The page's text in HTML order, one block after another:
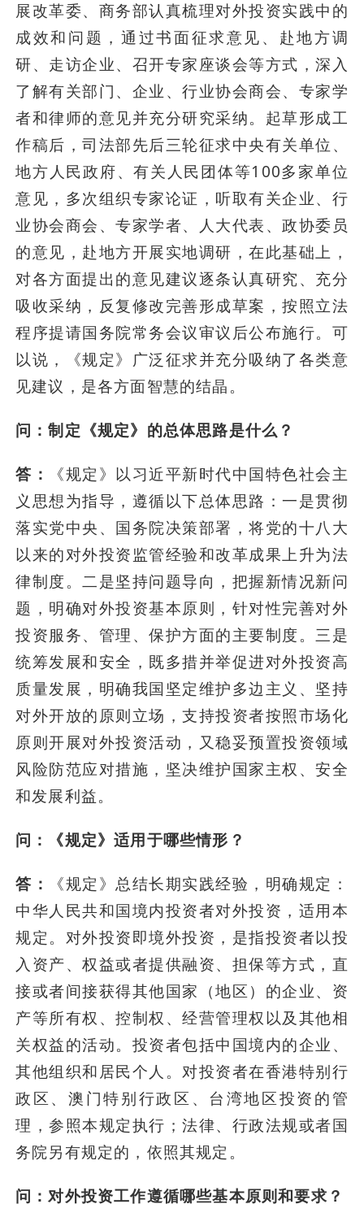
展改革委、商务部认真梳理对外投资实践中的
成效和问题，通过书面征求意见、赴地方调
研、走访企业、召开专家座谈会等方式，深入
了解有关部门、企业、行业协会商会、专家学
者和律师的意见并充分研究采纳。起草形成工
作稿后，司法部先后三轮征求中央有关单位、
地方人民政府、有关人民团体等100多家单位
意见，多次组织专家论证，听取有关企业、行
业协会商会、专家学者、人大代表、政协委员
的意见，赴地方开展实地调研，在此基础上，
对各方面提出的意见建议逐条认真研究、充分
吸收采纳，反复修改完善形成草案，按照立法
程序提请国务院常务会议审议后公布施行。可
以说，《规定》广泛征求并充分吸纳了各类意
见建议，是各方面智慧的结晶。
问：制定《规定》的总体思路是什么？
答：
《规定》以习近平新时代中国特色社会主
义思想为指导，遵循以下总体思路：一是贯彻
落实党中央、国务院决策部署，将党的十八大
以来的对外投资监管经验和改革成果上升为法
律制度。二是坚持问题导向，把握新情况新问
题，明确对外投资基本原则，针对性完善对外
投资服务、管理、保护方面的主要制度。三是
统筹发展和安全，既多措并举促进对外投资高
质量发展，明确我国坚定维护多边主义、坚持
对外开放的原则立场，支持投资者按照市场化
原则开展对外投资活动，又稳妥预置投资领域
风险防范应对措施，坚决维护国家主权、安全
和发展利益。
问：《规定》适用于哪些情形？
答：
《规定》总结长期实践经验，明确规定：
中华人民共和国境内投资者对外投资，适用本
规定。对外投资即境外投资，是指投资者以投
入资产、权益或者提供融资、担保等方式，直
接或者间接获得其他国家（地区）的企业、资
产等所有权、控制权、经营管理权以及其他相
关权益的活动。投资者包括中国境内的企业、
其他组织和居民个人。对投资者在香港特别行
政区、澳门特别行政区、台湾地区投资的管
理，参照本规定执行；法律、行政法规或者国
务院另有规定的，依照其规定。
问：对外投资工作遵循哪些基本原则和要求？